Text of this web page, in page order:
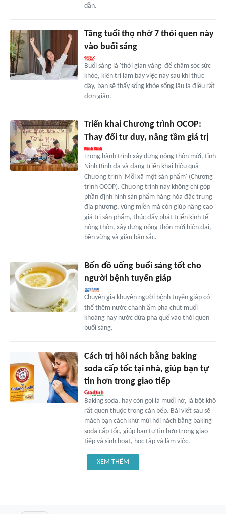
dẫn.
Tăng tuổi thọ nhờ 7 thói quen này
vào buổi sáng
Buổi sáng là 'thời gian vàng' để chăm sóc sức
khỏe, kiên trì làm bảy việc này sau khi thức
dậy, bạn sẽ thấy sống khỏe sống lâu là điều rất
đơn giản.
Triển khai Chương trình OCOP:
Thay đổi tư duy, nâng tầm giá trị
Trong hành trình xây dựng nông thôn mới, tỉnh
Ninh Bình đã và đang triển khai hiệu quả
Chương trình 'Mỗi xã một sản phẩm' (Chương
trình OCOP). Chương trình này không chỉ góp
phần định hình sản phẩm hàng hóa đặc trưng
địa phương, vùng miền mà còn giúp nâng cao
giá trị sản phẩm, thúc đẩy phát triển kinh tế
nông thôn, xây dựng nông thôn mới hiện đại,
bền vững và giàu bản sắc.
Bốn đồ uống buổi sáng tốt cho
người bệnh tuyến giáp
Chuyên gia khuyên người bệnh tuyến giáp có
thể thêm nước chanh ấm pha chút muối
khoáng hay nước dừa pha quế vào thói quen
buổi sáng.
Cách trị hôi nách bằng baking
soda cấp tốc tại nhà, giúp bạn tự
tin hơn trong giao tiếp
Baking soda, hay còn gọi là muối nở, là bột khô
rất quen thuộc trong căn bếp. Bài viết sau sẽ
mách bạn cách khử mùi hôi nách bằng baking
soda cấp tốc, giúp bạn tự tin hơn trong giao
tiếp và sinh hoạt, học tập và làm việc.
XEM THÊM